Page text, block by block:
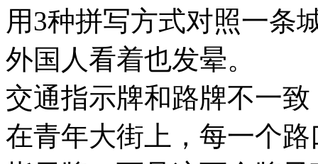
用3种拼写方式对照一条
外国人看着也发晕。
交通指示牌和路牌不一致
在青年大街上，每一个